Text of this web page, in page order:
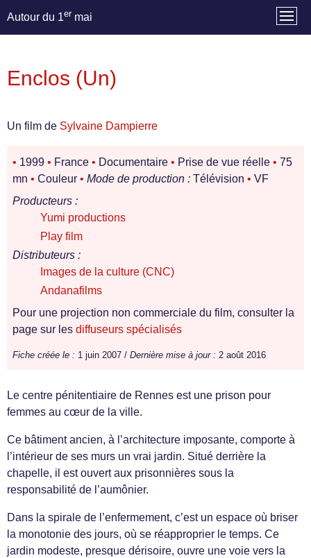
Autour du 1er mai
Enclos (Un)
Un film de Sylvaine Dampierre
• 1999 • France • Documentaire • Prise de vue réelle • 75
mn • Couleur • Mode de production : Télévision • VF
Producteurs :
Yumi productions
Play film
Distributeurs :
Images de la culture (CNC)
Andanafilms
Pour une projection non commerciale du film, consulter la
page sur les diffuseurs spécialisés
Fiche créée le : 1 juin 2007 / Dernière mise à jour : 2 août 2016
Le centre pénitentiaire de Rennes est une prison pour
femmes au cœur de la ville.
Ce bâtiment ancien, à l’architecture imposante, comporte à
l’intérieur de ses murs un vrai jardin. Situé derrière la
chapelle, il est ouvert aux prisonnières sous la
responsabilité de l’aumônier.
Dans la spirale de l’enfermement, c’est un espace où briser
la monotonie des jours, où se réapproprier le temps. Ce
jardin modeste, presque dérisoire, ouvre une voie vers la